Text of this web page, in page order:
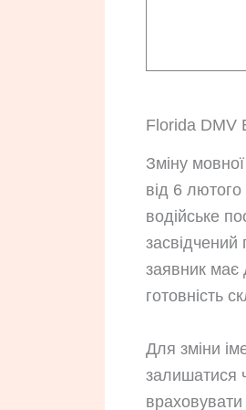
Florida DMV
Зміну
від 6 лютого
водійське
заявник має
готовність
Для зміни
залишатися